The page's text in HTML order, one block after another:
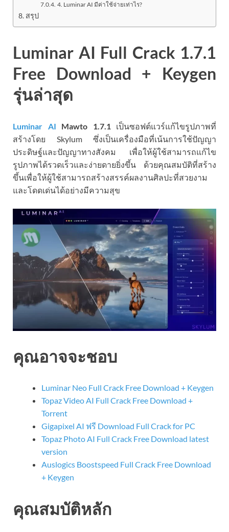
4. Luminar AI มีค่าใช้จ่ายเท่าไร?
สรุป
Luminar AI Full Crack 1.7.1
Free Download + Keygen
รุ่นล่าสุด
Luminar AI Mawto 1.7.1 เป็นซอฟต์แวร์แก้ไขรูปภาพที่
สร้างโดย Skylum ซึ่งเป็นเครื่องมือที่เน้นการใช้ปัญญา
ประดิษฐ์และปัญญาทางสังคม เพื่อให้ผู้ใช้สามารถแก้ไข
รูปภาพได้รวดเร็วและง่ายดายยิ่งขึ้น ด้วยคุณสมบัติที่สร้าง
ขึ้นเพื่อให้ผู้ใช้สามารถสร้างสรรค์ผลงานศิลปะที่สวยงาม
และโดดเด่นได้อย่างมีความสุข
คุณอาจจะชอบ
Luminar Neo Full Crack Free Download + Keygen
Topaz Video AI Full Crack Free Download +
Torrent
Gigapixel AI ฟรี Download Full Crack for PC
Topaz Photo AI Full Crack Free Download latest
version
Auslogics Boostspeed Full Crack Free Download
+ Keygen
คุณสมบัติหลัก